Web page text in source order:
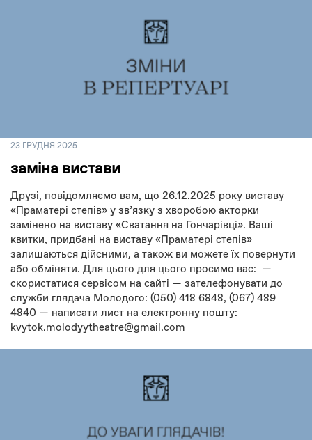
23 ГРУДНЯ 2025
заміна вистави
Друзі, повідомляємо вам, що 26.12.2025 року виставу
«Праматері степів» у звʼязку з хворобою акторки
замінено на виставу «Сватання на Гончарівці». Ваші
квитки, придбані на виставу «Праматері степів»
залишаються дійсними, а також ви можете їх повернути
або обміняти. Для цього для цього просимо вас: —
скористатися сервісом на сайті — зателефонувати до
служби глядача Молодого: (050) 418 6848, (067) 489
4840 — написати лист на електронну пошту:
kvytok.molodyytheatre@gmail.com